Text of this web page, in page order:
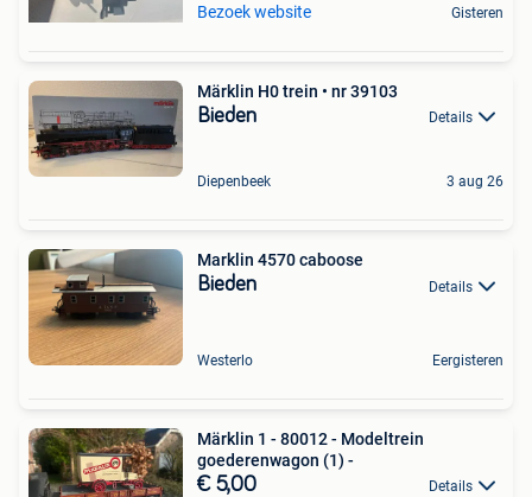
Bezoek website Gisteren
Märklin H0 trein • nr 39103
Bieden Details
Diepenbeek 3 aug 26
Marklin 4570 caboose
Bieden Details
Westerlo Eergisteren
Märklin 1 - 80012 - Modeltrein
goederenwagon (1) -
€ 5,00 Details